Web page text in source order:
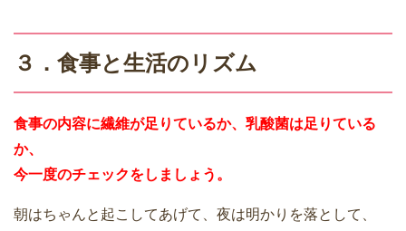
３．食事と生活のリズム
食事の内容に繊維が足りているか、乳酸菌は足りている
か、
今一度のチェックをしましょう。
朝はちゃんと起こしてあげて、夜は明かりを落として、